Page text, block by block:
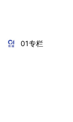
01专栏